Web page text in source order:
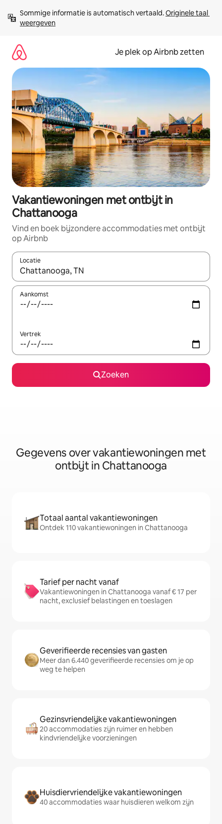
direct
naar
Sommige informatie is automatisch vertaald. Originele taal
weergeven
Je plek op Airbnb zetten
Vakantiewoningen met ontbijt in
Chattanooga
Vind en boek bijzondere accommodaties met ontbijt
op Airbnb
Locatie
Wanneer er resultaten beschikbaar zijn, maak je een keuze
Aankomst
Vertrek
Zoeken
Gegevens over vakantiewoningen met
ontbijt in Chattanooga
Totaal aantal vakantiewoningen
Ontdek 110 vakantiewoningen in Chattanooga
Tarief per nacht vanaf
Vakantiewoningen in Chattanooga vanaf € 17 per
nacht, exclusief belastingen en toeslagen
Geverifieerde recensies van gasten
Meer dan 6.440 geverifieerde recensies om je op
weg te helpen
Gezinsvriendelijke vakantiewoningen
20 accommodaties zijn ruimer en hebben
kindvriendelijke voorzieningen
Huisdiervriendelijke vakantiewoningen
40 accommodaties waar huisdieren welkom zijn